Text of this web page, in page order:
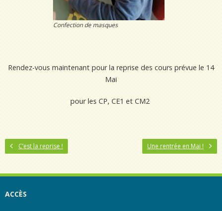
Confection de masques
Rendez-vous maintenant pour la reprise des cours prévue le 14
Mai
pour les CP, CE1 et CM2
C’est la reprise ! Une rentrée en Mai !
ACCÈS